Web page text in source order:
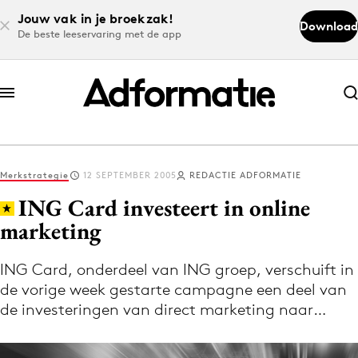
Jouw vak in je broekzak!
De beste leeservaring met de app
Download
Abonneer nu
Abonneer nu
Log in
Volg het laatste nieuws via de Adformatie
Nieuws app
Merkstrategie 12 SEPTEMBER 2005 REDACTIE ADFORMATIE
ING Card investeert in online
marketing
ING Card, onderdeel van ING groep, verschuift in
de vorige week gestarte campagne een deel van
de investeringen van direct marketing naar…